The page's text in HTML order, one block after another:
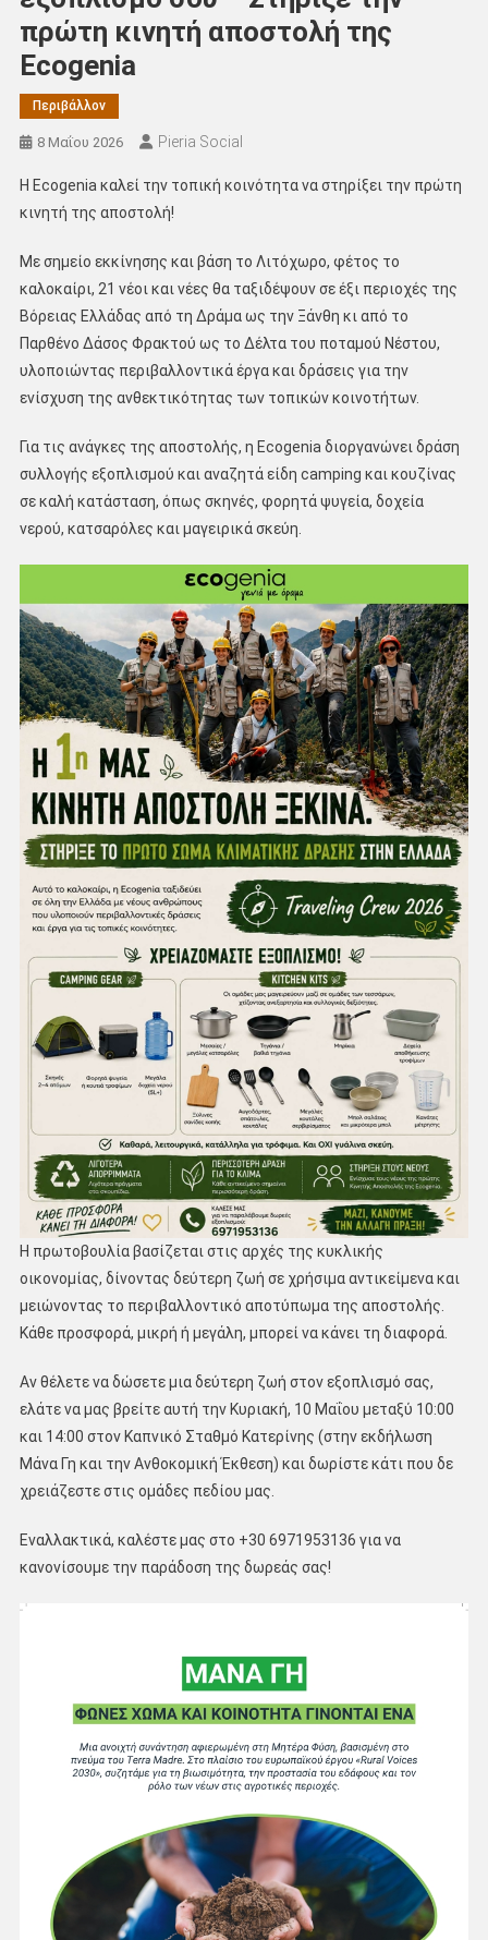
πρώτη κινητή αποστολή της
Ecogenia
Περιβάλλον
8 Μαΐου 2026 Pieria Social
Η Ecogenia καλεί την τοπική κοινότητα να στηρίξει την πρώτη
κινητή της αποστολή!
Με σημείο εκκίνησης και βάση το Λιτόχωρο, φέτος το
καλοκαίρι, 21 νέοι και νέες θα ταξιδέψουν σε έξι περιοχές της
Βόρειας Ελλάδας από τη Δράμα ως την Ξάνθη κι από το
Παρθένο Δάσος Φρακτού ως το Δέλτα του ποταμού Νέστου,
υλοποιώντας περιβαλλοντικά έργα και δράσεις για την
ενίσχυση της ανθεκτικότητας των τοπικών κοινοτήτων.
Για τις ανάγκες της αποστολής, η Ecogenia διοργανώνει δράση
συλλογής εξοπλισμού και αναζητά είδη camping και κουζίνας
σε καλή κατάσταση, όπως σκηνές, φορητά ψυγεία, δοχεία
νερού, κατσαρόλες και μαγειρικά σκεύη.
Η πρωτοβουλία βασίζεται στις αρχές της κυκλικής
οικονομίας, δίνοντας δεύτερη ζωή σε χρήσιμα αντικείμενα και
μειώνοντας το περιβαλλοντικό αποτύπωμα της αποστολής.
Κάθε προσφορά, μικρή ή μεγάλη, μπορεί να κάνει τη διαφορά.
Αν θέλετε να δώσετε μια δεύτερη ζωή στον εξοπλισμό σας,
ελάτε να μας βρείτε αυτή την Κυριακή, 10 Μαΐου μεταξύ 10:00
και 14:00 στον Καπνικό Σταθμό Κατερίνης (στην εκδήλωση
Μάνα Γη και την Ανθοκομική Έκθεση) και δωρίστε κάτι που δε
χρειάζεστε στις ομάδες πεδίου μας.
Εναλλακτικά, καλέστε μας στο +30 6971953136 για να
κανονίσουμε την παράδοση της δωρεάς σας!